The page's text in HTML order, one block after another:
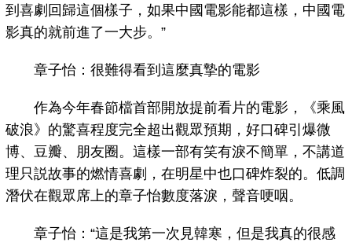
到喜劇回歸這個樣子，如果中國電影能都這樣，中國電
影真的就前進了一大步。”
章子怡：很難得看到這麼真摯的電影
作為今年春節檔首部開放提前看片的電影，《乘風
破浪》的驚喜程度完全超出觀眾預期，好口碑引爆微
博、豆瓣、朋友圈。這樣一部有笑有淚不簡單，不講道
理只説故事的燃情喜劇，在明星中也口碑炸裂的。低調
潛伏在觀眾席上的章子怡數度落淚，聲音哽咽。
章子怡：“這是我第一次見韓寒，但是我真的很感